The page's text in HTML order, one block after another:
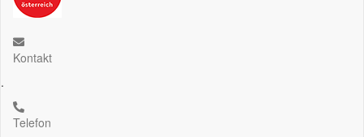
Kontakt
.
Telefon